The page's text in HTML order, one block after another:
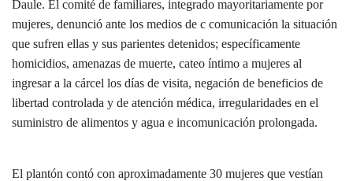
Daule. El comité de familiares, integrado mayoritariamente por
mujeres, denunció ante los medios de c comunicación la situación
que sufren ellas y sus parientes detenidos; específicamente
homicidios, amenazas de muerte, cateo íntimo a mujeres al
ingresar a la cárcel los días de visita, negación de beneficios de
libertad controlada y de atención médica, irregularidades en el
suministro de alimentos y agua e incomunicación prolongada.
El plantón contó con aproximadamente 30 mujeres que vestían